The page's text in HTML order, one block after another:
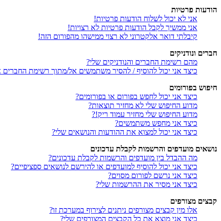
הודעות פרטיות
אני לא יכול לשלוח הודעות פרטיות!
אני ממשיך לקבל הודעות פרטיות לא רצויות!
קיבלתי דואר אלקטרוני לא רצוי ממישהו מהפורום הזה!
חברים ונודניקים
מהם רשימת החברים והנודניקים שלי?
כיצד אני יכול להוסיף / להסיר משתמשים אל/מתוך רשימת החברים
חיפוש בפורומים
כיצד אני יכול לחפש בפורום או בפורומים?
מדוע החיפוש שלי לא מחזיר תוצאות?
מדוע החיפוש שלי מחזיר עמוד ריק!?
כיצד אני מחפש משתמשים?
כיצד אני יכול למצוא את ההודעות והנושאים שלי?
נושאים מועדפים והרשמות לקבלת עדכונים
מה ההבדל בין מועדפים והרשמות לקבלת עדכונים?
כיצד אני יכול להוסיף למועדפים או להירשם לנושאים ספציפיים?
כיצד אני נרשם לפורום מסוים?
כיצד אני מסיר את ההרשמות שלי?
קבצים מצורפים
אלו מין קבצים מצורפים ניתנים לצירוף במערכת זו?
כיצד אני מוצא את כל הקבצים המצורפים שלי?